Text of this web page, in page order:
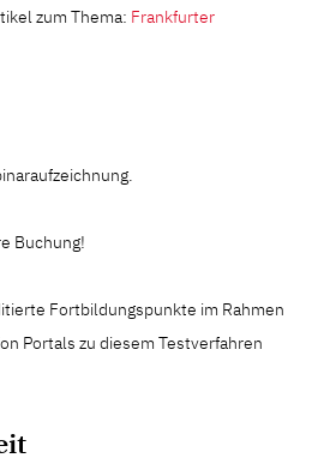
zum Thema: Frankfurter
Buchung!
Fortbildungspunkte im Rahmen
Portals zu diesem Testverfahren